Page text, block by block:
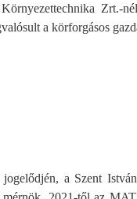
Zrt.-
a körforgásos
a Szent